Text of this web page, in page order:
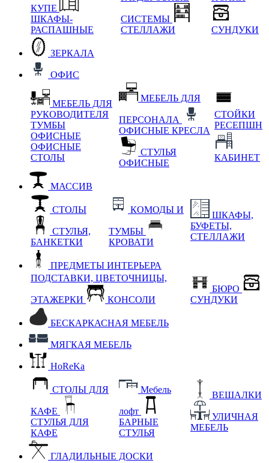
КУПЕ
ШКАФЫ-
РАСПАШНЫЕ
СИСТЕМЫ
СТЕЛЛАЖИ
СУНДУКИ
ЗЕРКАЛА
ОФИС
МЕБЕЛЬ ДЛЯ
РУКОВОДИТЕЛЯ
ТУМБЫ
ОФИСНЫЕ
ОФИСНЫЕ
СТОЛЫ
МЕБЕЛЬ ДЛЯ
ПЕРСОНАЛА
ОФИСНЫЕ КРЕСЛА
СТУЛЬЯ
ОФИСНЫЕ
СТОЙКИ
РЕСЕПШН
КАБИНЕТ
МАССИВ
СТОЛЫ
СТУЛЬЯ,
БАНКЕТКИ
КОМОДЫ И
ТУМБЫ
КРОВАТИ
ШКАФЫ,
БУФЕТЫ,
СТЕЛЛАЖИ
ПРЕДМЕТЫ ИНТЕРЬЕРА
ПОДСТАВКИ, ЦВЕТОЧНИЦЫ,
ЭТАЖЕРКИ КОНСОЛИ
БЮРО
СУНДУКИ
БЕСКАРКАСНАЯ МЕБЕЛЬ
МЯГКАЯ МЕБЕЛЬ
HoReKa
СТОЛЫ ДЛЯ
КАФЕ
СТУЛЬЯ ДЛЯ
КАФЕ
Мебель
лофт
БАРНЫЕ
СТУЛЬЯ
ВЕШАЛКИ
УЛИЧНАЯ
МЕБЕЛЬ
ГЛАДИЛЬНЫЕ ДОСКИ